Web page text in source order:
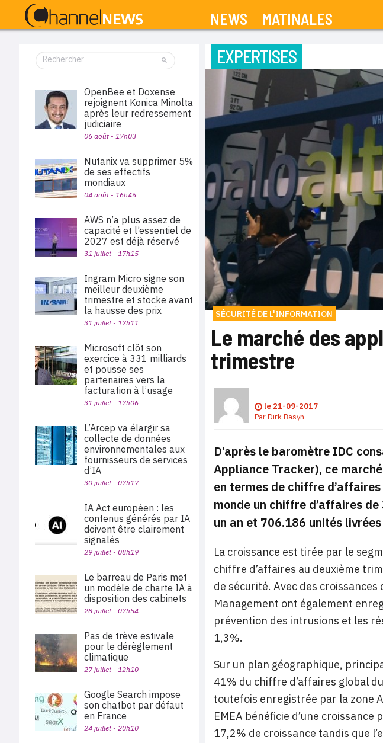
NEWS MATINALES
EXPERTISES
SÉCURITÉ DE L'INFORMATION
Le marché des
trimestre
le 21-09-2017
ParDirk Basyn
D’après le baromètre IDC
Appliance Tracker), ce
en termes de chiffre
monde un chiffre d’affaires
un an et 706.186 unités
La croissance est tirée par le
chiffre d’affaires au deuxième
de sécurité. Avec des
Management ont également
prévention des intrusions et les
1,3%.
Sur un plan géographique,
41% du chiffre d’affaires global
toutefois enregistrée par la zone
EMEA bénéficie d’une
17,2% de croissance tandis que
OpenBee et Doxense
rejoignent Konica Minolta
après leur redressement
judiciaire
06 août - 17h03
Nutanix va supprimer 5%
de ses effectifs
mondiaux
04 août - 16h46
AWS n’a plus assez de
capacité et l’essentiel de
2027 est déjà réservé
31 juillet - 17h15
Ingram Micro signe son
meilleur deuxième
trimestre et stocke avant
la hausse des prix
31 juillet - 17h11
Microsoft clôt son
exercice à 331 milliards
et pousse ses
partenaires vers la
facturation à l’usage
31 juillet - 17h06
L’Arcep va élargir sa
collecte de données
environnementales aux
fournisseurs de services
d’IA
30 juillet - 07h17
IA Act européen : les
contenus générés par IA
doivent être clairement
signalés
29 juillet - 08h19
Le barreau de Paris met
un modèle de charte IA à
disposition des cabinets
28 juillet - 07h54
Pas de trève estivale
pour le dérèglement
climatique
27 juillet - 12h10
Google Search impose
son chatbot par défaut
en France
24 juillet - 20h10